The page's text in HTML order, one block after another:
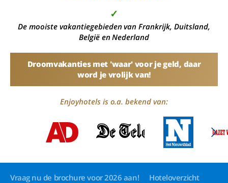
✓
De mooiste vakantiegebieden van Frankrijk, Duitsland,
België en Nederland
Droomvakanties met 'waar' voor je geld, daar
word je vrolijk van!
Enjoyhotels is o.a. bekend van:
Vraag nu de brochure voor 2026 aan!
Hoteloverzicht